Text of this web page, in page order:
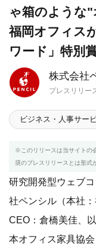
株式会社
プレスリリー
ゃ箱のような
福岡オフィス
ワード」特別
ビジネス・人事サー
※このリリースは当サイトの
奨のプレスリリースとは形式
研究開発型ウェブ
社ペンシル（本社
CEO：倉橋美佳、
本オフィス家具協